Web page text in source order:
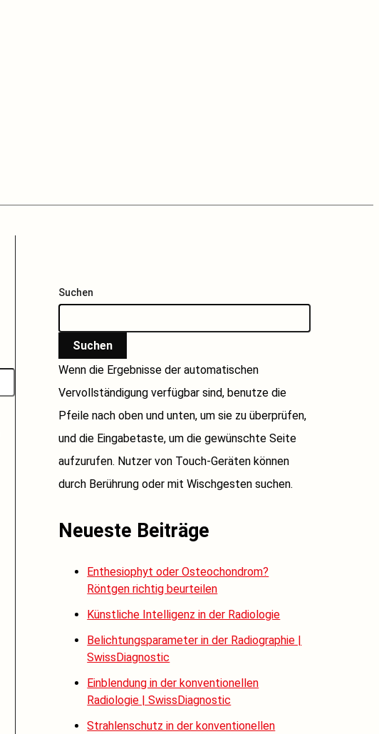
Suchen
Suchen
Wenn die Ergebnisse der automatischen
Vervollständigung verfügbar sind, benutze die
Pfeile nach oben und unten, um sie zu überprüfen,
und die Eingabetaste, um die gewünschte Seite
aufzurufen. Nutzer von Touch-Geräten können
durch Berührung oder mit Wischgesten suchen.
Neueste Beiträge
Enthesiophyt oder Osteochondrom?
Röntgen richtig beurteilen
Künstliche Intelligenz in der Radiologie
Belichtungsparameter in der Radiographie |
SwissDiagnostic
Einblendung in der konventionellen
Radiologie | SwissDiagnostic
Strahlenschutz in der konventionellen